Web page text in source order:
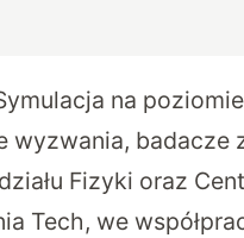
na
wyzwania, badacze
Fizyki oraz
Tech, we